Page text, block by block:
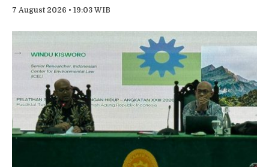
7 August 2026 • 19:03 WIB